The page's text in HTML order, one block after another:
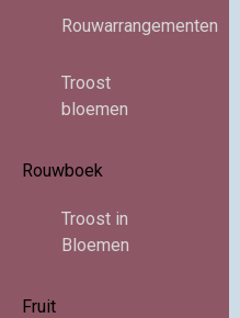
Rouwarrangementen
Troost
bloemen
Rouwboek
Troost in
Bloemen
Fruit